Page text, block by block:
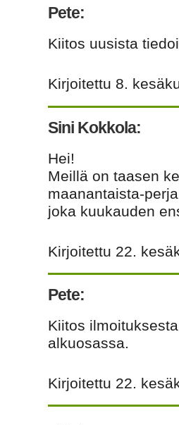
Pete:
Kiitos uusista
Kirjoitettu 8.
Sini Kokkola:
Hei!
Meillä on taasen
maanantaista-
joka kuukauden
Kirjoitettu 22.
Pete:
Kiitos
alkuosassa.
Kirjoitettu 22.